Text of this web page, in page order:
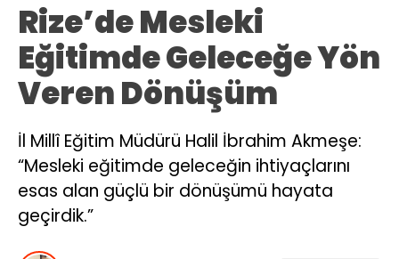
Rize’de Mesleki
Eğitimde Geleceğe Yön
Veren Dönüşüm
İl Millî Eğitim Müdürü Halil İbrahim Akmeşe:
“Mesleki eğitimde geleceğin ihtiyaçlarını
esas alan güçlü bir dönüşümü hayata
geçirdik.”